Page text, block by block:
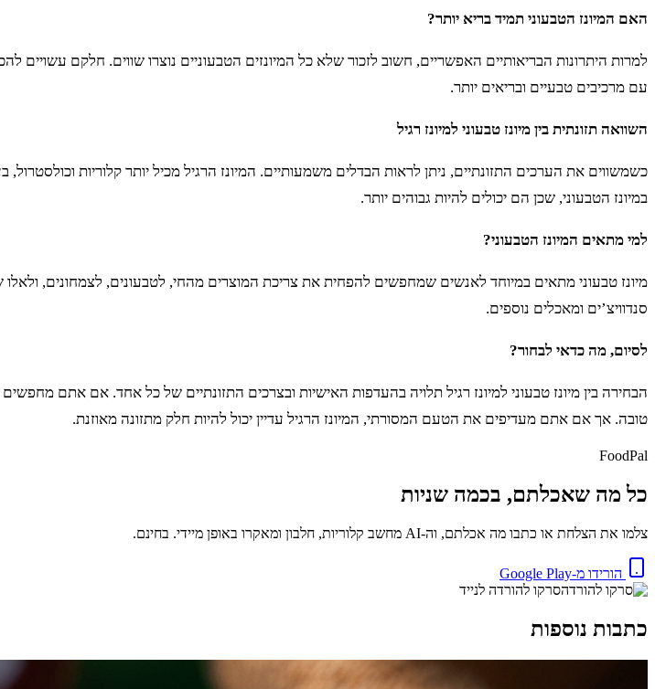
האם המיונז הטבעוני תמיד בריא יותר?
למרות היתרונות הבריאותיים האפשריים, חשוב לזכור שלא כל המיונזים הטבעוניים נוצרו שווים. חלקם עשויים
עם מרכיבים טבעיים ובריאים יותר.
השוואה תזונתית בין מיונז טבעוני למיונז רגיל
כשמשווים את הערכים התזונתיים, ניתן לראות הבדלים משמעותיים. המיונז הרגיל מכיל יותר קלוריות
במיונז הטבעוני, שכן הם יכולים להיות גבוהים יותר.
למי מתאים המיונז הטבעוני?
מיונז טבעוני מתאים במיוחד לאנשים שמחפשים להפחית את צריכת המוצרים מהחי, לטבעונים, לצמחונים,
סנדוויצ’ים ומאכלים נוספים.
לסיום, מה כדאי לבחור?
הבחירה בין מיונז טבעוני למיונז רגיל תלויה בהעדפות האישיות ובצרכים התזונתיים של כל אחד. אם אתם
טובה. אך אם אתם מעדיפים את הטעם המסורתי, המיונז הרגיל עדיין יכול להיות חלק מתזונה מאוזנת.
FoodPal
כל מה שאכלתם, בכמה שניות
צלמו את הצלחת או כתבו מה אכלתם, וה-AI מחשב קלוריות, חלבון ומאקרו באופן מיידי. בחינם.
הורידו מ-Google Play
סרקו להורדה לנייד
כתבות נוספות